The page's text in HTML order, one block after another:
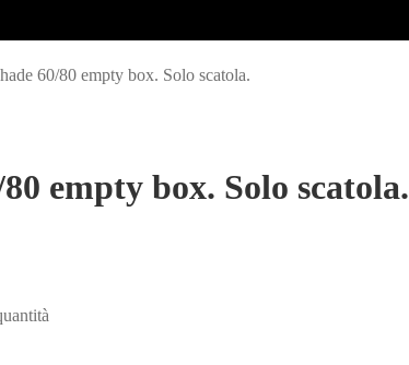
60/80 empty box. Solo scatola.
empty box. Solo scatola.